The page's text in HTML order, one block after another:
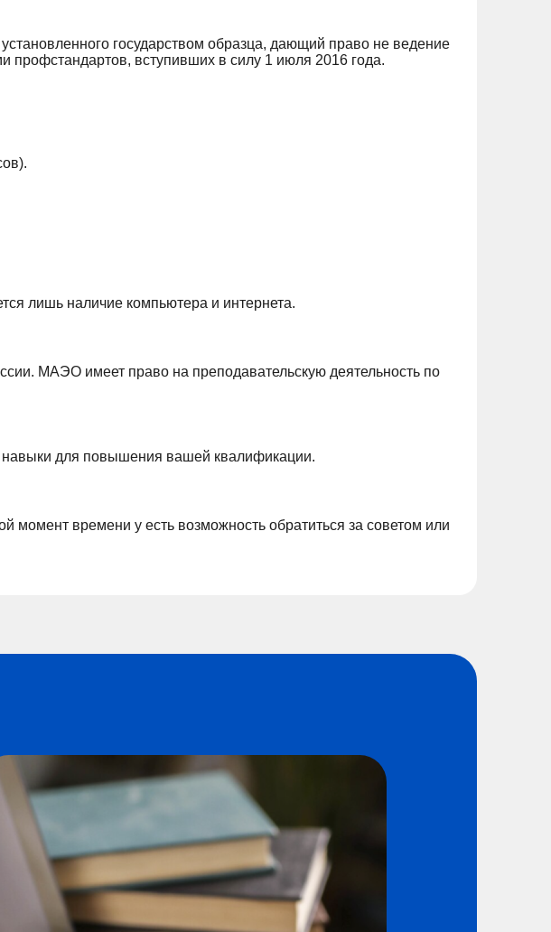
государством образца, дающий право не ведение
профстандартов, вступивших в силу 1 июля 2016 года.
лишь наличие компьютера и интернета.
МАЭО имеет право на преподавательскую деятельность по
для повышения вашей квалификации.
времени у есть возможность обратиться за советом или